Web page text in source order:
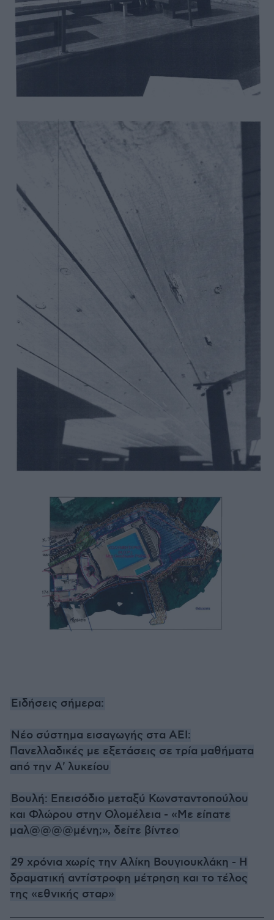
Ειδήσεις σήμερα:
Νέο σύστημα εισαγωγής στα ΑΕΙ:
Πανελλαδικές με εξετάσεις σε τρία μαθήματα
από την Α' λυκείου
Βουλή: Επεισόδιο μεταξύ Κωνσταντοπούλου
και Φλώρου στην Ολομέλεια - «Με είπατε
μαλ@@@@μένη;», δείτε βίντεο
29 χρόνια χωρίς την Αλίκη Βουγιουκλάκη - Η
δραματική αντίστροφη μέτρηση και το τέλος
της «εθνικής σταρ»